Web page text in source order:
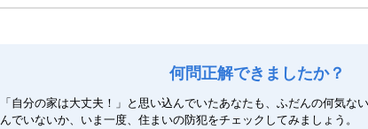
何問正解できましたか？
「自分の家は大丈夫！」と思い込んでいたあなたも、ふだんの何気な
んでいないか、いま一度、住まいの防犯をチェックしてみましょう。